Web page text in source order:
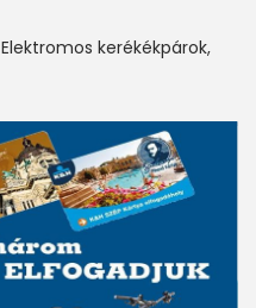
Elektromos kerékékpárok,